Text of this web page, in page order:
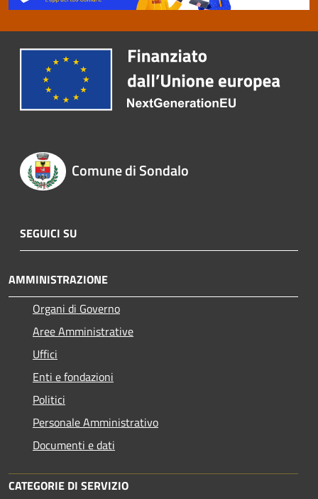
Comune di Sondalo
SEGUICI SU
AMMINISTRAZIONE
Organi di Governo
Aree Amministrative
Uffici
Enti e fondazioni
Politici
Personale Amministrativo
Documenti e dati
CATEGORIE DI SERVIZIO